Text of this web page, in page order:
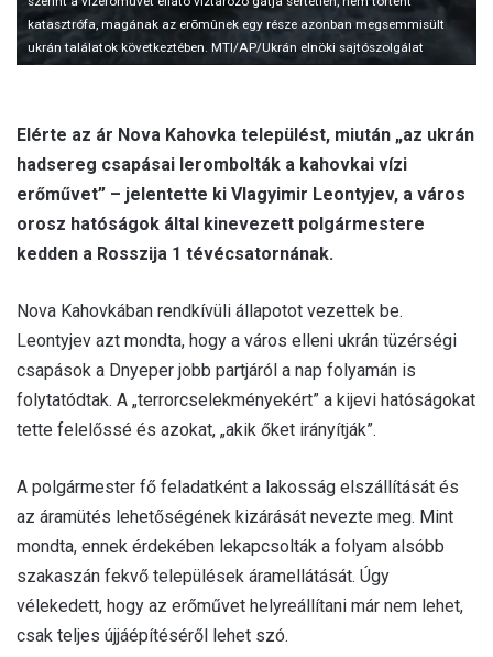
katasztrófa, magának az erõmûnek egy része azonban megsemmisült
ukrán találatok következtében. MTI/AP/Ukrán elnöki sajtószolgálat
Elérte az ár Nova Kahovka települést, miután „az ukrán
hadsereg csapásai lerombolták a kahovkai vízi
erőművet” – jelentette ki Vlagyimir Leontyjev, a város
orosz hatóságok által kinevezett polgármestere
kedden a Rosszija 1 tévécsatornának.
Nova Kahovkában rendkívüli állapotot vezettek be.
Leontyjev azt mondta, hogy a város elleni ukrán tüzérségi
csapások a Dnyeper jobb partjáról a nap folyamán is
folytatódtak. A „terrorcselekményekért” a kijevi hatóságokat
tette felelőssé és azokat, „akik őket irányítják”.
A polgármester fő feladatként a lakosság elszállítását és
az áramütés lehetőségének kizárását nevezte meg. Mint
mondta, ennek érdekében lekapcsolták a folyam alsóbb
szakaszán fekvő települések áramellátását. Úgy
vélekedett, hogy az erőművet helyreállítani már nem lehet,
csak teljes újjáépítéséről lehet szó.